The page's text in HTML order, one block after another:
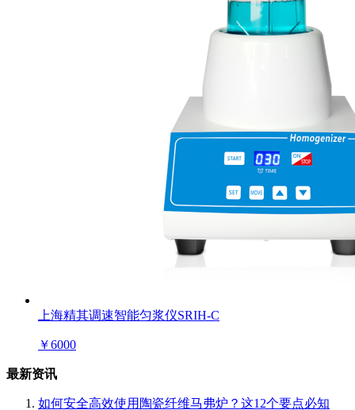
上海精其调速智能匀浆仪SRIH-C
￥6000
最新资讯
如何安全高效使用陶瓷纤维马弗炉？这12个要点必知